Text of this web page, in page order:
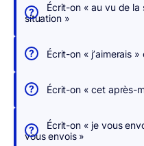
É
r
i
v
e
s
Écrit-on « au vu de la
situation »
Écrit-on « j’aimerais »
Écrit-on « cet après-
Écrit-on « je vous
vous envois »